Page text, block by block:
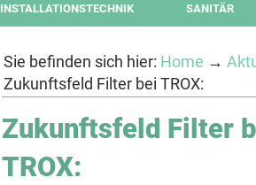
INSTALLATIONSTECHNIK SANITÄR
Sie befinden sich hier: Home →
Zukunftsfeld Filter bei TROX:
Zukunftsfeld Filter
TROX: